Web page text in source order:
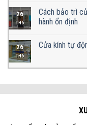
26
TH6
Cách bảo trì
hành ổn định
26
TH6
Cửa kính tự